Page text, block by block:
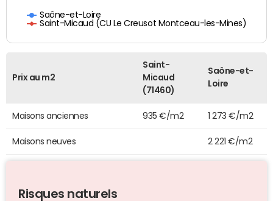
Saône-et-Loire
Saint-Micaud (CU Le Creusot Montceau-les-Mines)
Prix au m2
Saint-
Micaud
(71460)
Saône-et-
Loire
Maisons anciennes 935 €/m2 1 273 €/m2
Maisons neuves 2 221 €/m2
Risques naturels